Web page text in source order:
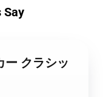
Say
ー クラシッ